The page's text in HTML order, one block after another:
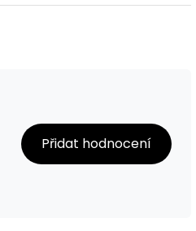
Přidat hodnocení